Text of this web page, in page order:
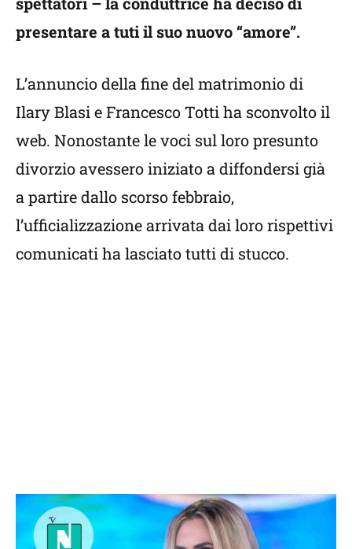
presentare a tuti il suo nuovo “amore”.
L’annuncio della fine del matrimonio di
Ilary Blasi e Francesco Totti ha sconvolto il
web. Nonostante le voci sul loro presunto
divorzio avessero iniziato a diffondersi già
a partire dallo scorso febbraio,
l’ufficializzazione arrivata dai loro rispettivi
comunicati ha lasciato tutti di stucco.